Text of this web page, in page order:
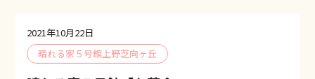
2021年10月22日
晴れる家５号館上野芝向ヶ丘